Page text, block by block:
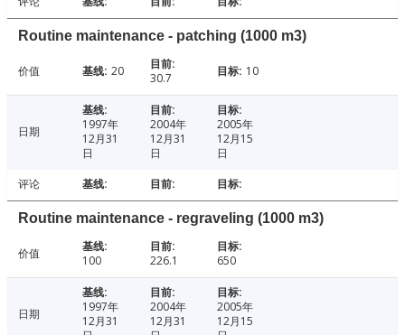
Routine maintenance - patching (1000 m3)
价值 20 30.7 10
日期
1997年
12月31
日
2004年
12月31
日
2005年
12月15
日
评论
Routine maintenance - regraveling (1000 m3)
价值 100 226.1 650
日期
1997年
12月31
2004年
12月31
2005年
12月15